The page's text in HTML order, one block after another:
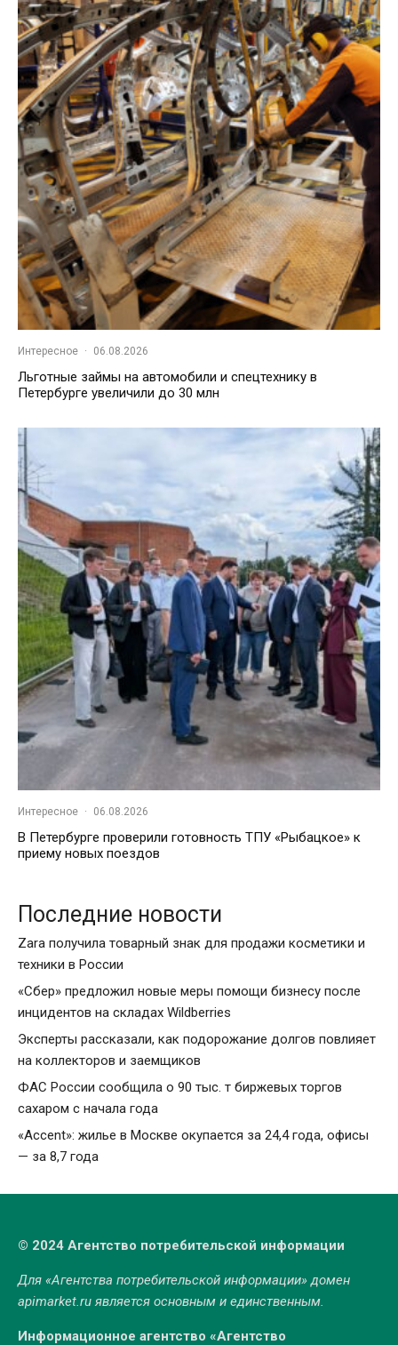
Интересное · 06.08.2026
Льготные займы на автомобили и спецтехнику в
Петербурге увеличили до 30 млн
Интересное · 06.08.2026
В Петербурге проверили готовность ТПУ «Рыбацкое» к
приему новых поездов
Последние новости
Zara получила товарный знак для продажи косметики и
техники в России
«Сбер» предложил новые меры помощи бизнесу после
инцидентов на складах Wildberries
Эксперты рассказали, как подорожание долгов повлияет
на коллекторов и заемщиков
ФАС России сообщила о 90 тыс. т биржевых торгов
сахаром с начала года
«Accent»: жилье в Москве окупается за 24,4 года, офисы
— за 8,7 года
© 2024 Агентство потребительской информации
Для «Агентства потребительской информации» домен
apimarket.ru является основным и единственным.
Информационное агентство «Агентство